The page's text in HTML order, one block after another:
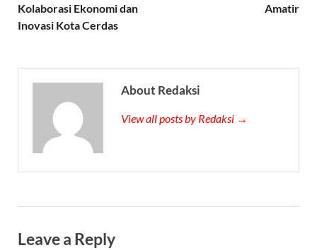
Kolaborasi Ekonomi dan
Inovasi Kota Cerdas
Amatir
About Redaksi
View all posts by Redaksi →
Leave a Reply